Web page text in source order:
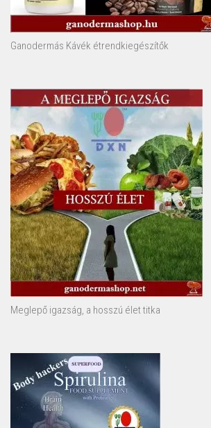
Ganodermás Kávék étrendkiegészítők
Meglepő igazság, a hosszú élet titka